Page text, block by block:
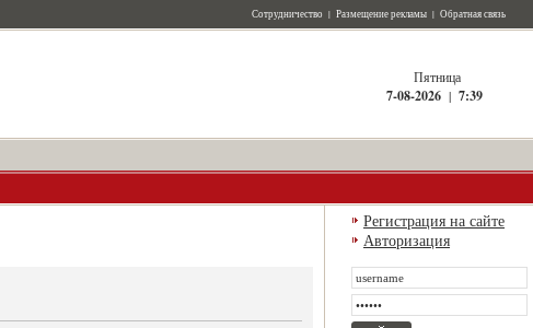
Сотрудничество | Размещение рекламы | Обратная связь
Пятница
7-08-2026 | 7:39
Регистрация на сайте
Авторизация